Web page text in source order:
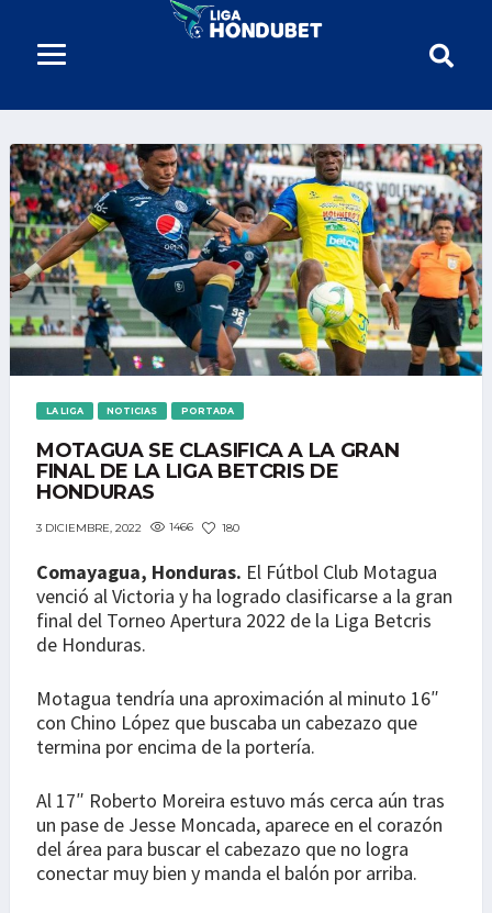
LA LIGA NOTICIAS PORTADA
MOTAGUA SE CLASIFICA A LA GRAN
FINAL DE LA LIGA BETCRIS DE
HONDURAS
3 DICIEMBRE, 2022 1466 180
Comayagua, Honduras. El Fútbol Club Motagua
venció al Victoria y ha logrado clasificarse a la gran
final del Torneo Apertura 2022 de la Liga Betcris
de Honduras.
Motagua tendría una aproximación al minuto 16″
con Chino López que buscaba un cabezazo que
termina por encima de la portería.
Al 17″ Roberto Moreira estuvo más cerca aún tras
un pase de Jesse Moncada, aparece en el corazón
del área para buscar el cabezazo que no logra
conectar muy bien y manda el balón por arriba.